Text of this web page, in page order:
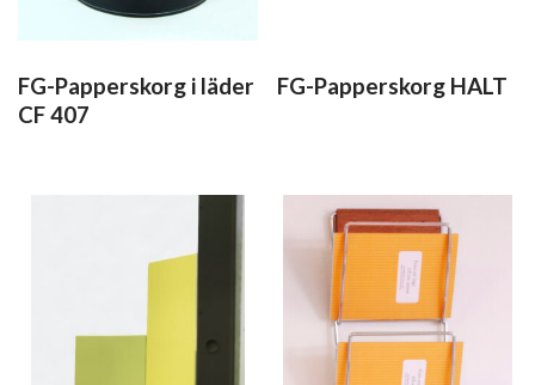
FG-Papperskorg i läder
CF 407
FG-Papperskorg HALT